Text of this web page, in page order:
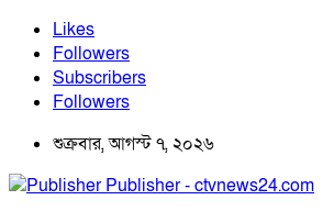
Likes
Followers
Subscribers
Followers
শুক্রবার, আগস্ট ৭, ২০২৬
Publisher - ctvnews24.com